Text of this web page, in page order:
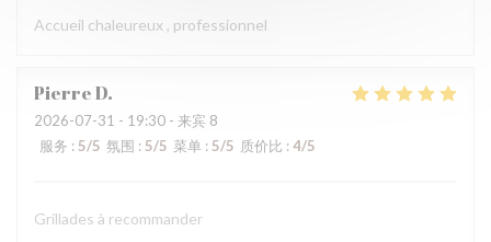
Accueil chaleureux , professionnel
PierreD
2026-07-31 - 19:30 - 来宾 8
服务 : 5/5 氛围 : 5/5 菜单 : 5/5 质价比 : 4/5
Grillades à recommander